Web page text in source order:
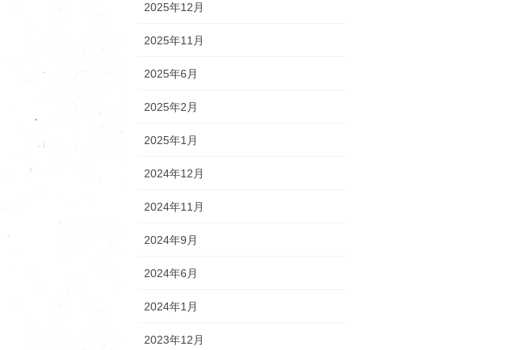
2025年12月
2025年11月
2025年6月
2025年2月
2025年1月
2024年12月
2024年11月
2024年9月
2024年6月
2024年1月
2023年12月